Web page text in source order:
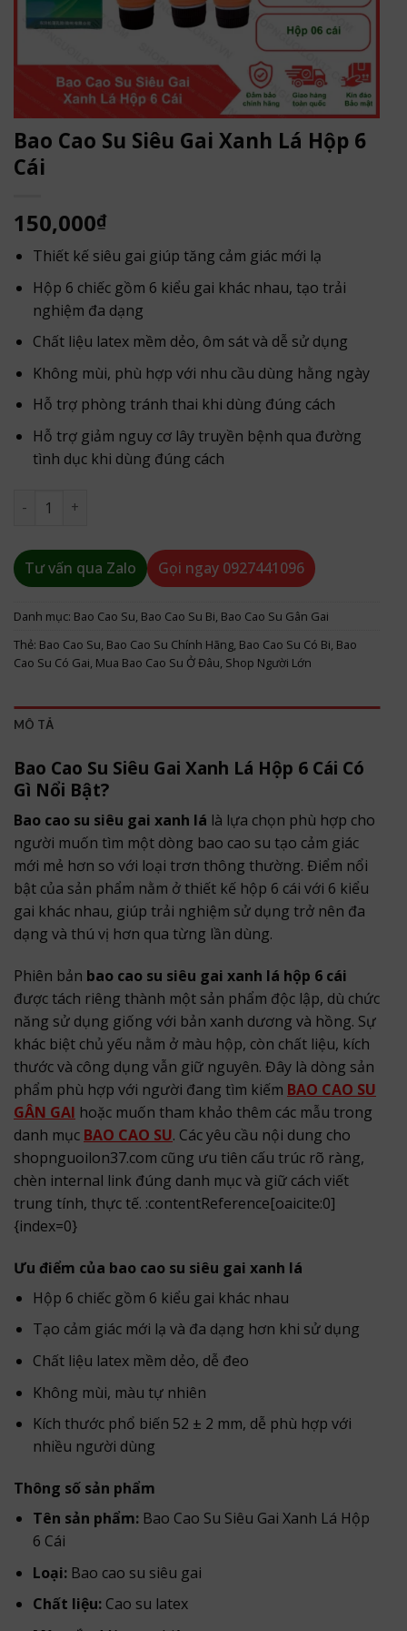
Bao Cao Su Siêu Gai Xanh Lá Hộp 6
Cái
150,000₫
Thiết kế siêu gai giúp tăng cảm giác mới lạ
Hộp 6 chiếc gồm 6 kiểu gai khác nhau, tạo trải
nghiệm đa dạng
Chất liệu latex mềm dẻo, ôm sát và dễ sử dụng
Không mùi, phù hợp với nhu cầu dùng hằng ngày
Hỗ trợ phòng tránh thai khi dùng đúng cách
Hỗ trợ giảm nguy cơ lây truyền bệnh qua đường
tình dục khi dùng đúng cách
Bao Cao Su Siêu Gai Xanh Lá Hộp 6 Cái số lượng
Tư vấn qua Zalo Gọi ngay 0927441096
Danh mục: Bao Cao Su, Bao Cao Su Bi, Bao Cao Su Gân Gai
Thẻ: Bao Cao Su, Bao Cao Su Chính Hãng, Bao Cao Su Có Bi, Bao
Cao Su Có Gai, Mua Bao Cao Su Ở Đâu, Shop Người Lớn
MÔ TẢ
Bao Cao Su Siêu Gai Xanh Lá Hộp 6 Cái Có
Gì Nổi Bật?
Bao cao su siêu gai xanh lá là lựa chọn phù hợp cho
người muốn tìm một dòng bao cao su tạo cảm giác
mới mẻ hơn so với loại trơn thông thường. Điểm nổi
bật của sản phẩm nằm ở thiết kế hộp 6 cái với 6 kiểu
gai khác nhau, giúp trải nghiệm sử dụng trở nên đa
dạng và thú vị hơn qua từng lần dùng.
Phiên bản bao cao su siêu gai xanh lá hộp 6 cái
được tách riêng thành một sản phẩm độc lập, dù chức
năng sử dụng giống với bản xanh dương và hồng. Sự
khác biệt chủ yếu nằm ở màu hộp, còn chất liệu, kích
thước và công dụng vẫn giữ nguyên. Đây là dòng sản
phẩm phù hợp với người đang tìm kiếm BAO CAO SU
GÂN GAI hoặc muốn tham khảo thêm các mẫu trong
danh mục BAO CAO SU. Các yêu cầu nội dung cho
shopnguoilon37.com cũng ưu tiên cấu trúc rõ ràng,
chèn internal link đúng danh mục và giữ cách viết
trung tính, thực tế. :contentReference[oaicite:0]
{index=0}
Ưu điểm của bao cao su siêu gai xanh lá
Hộp 6 chiếc gồm 6 kiểu gai khác nhau
Tạo cảm giác mới lạ và đa dạng hơn khi sử dụng
Chất liệu latex mềm dẻo, dễ đeo
Không mùi, màu tự nhiên
Kích thước phổ biến 52 ± 2 mm, dễ phù hợp với
nhiều người dùng
Thông số sản phẩm
Tên sản phẩm:Bao Cao Su Siêu Gai Xanh Lá Hộp
6 Cái
Loại:Bao cao su siêu gai
Chất liệu:Cao su latex